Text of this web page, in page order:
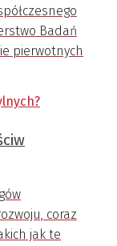
Badań
pierwotnych
coraz
jak te